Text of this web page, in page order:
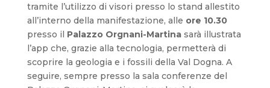
tramite l’utilizzo di visori presso lo stand allestito
all’interno della manifestazione, alle ore 10.30
presso il Palazzo Orgnani-Martinasarà illustrata
l’app che, grazie alla tecnologia, permetterà di
scoprire la geologia e i fossili della Val Dogna. A
seguire, sempre presso la sala conferenze del